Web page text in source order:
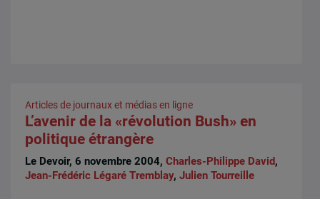
Articles de journaux et médias en ligne
L’avenir de la «révolution Bush» en
politique étrangère
Le Devoir, 6 novembre 2004,Charles-Philippe David,
Jean-Frédéric Légaré Tremblay,Julien Tourreille